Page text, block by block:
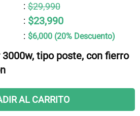
: $29,990
: $23,990
: $6,000 (20% Descuento)
3000w, tipo poste, con fierro
AL CARRITO